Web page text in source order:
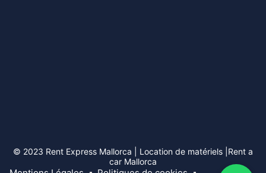
© 2023 Rent Express Mallorca | Location de matériels |Rent a
car Mallorca